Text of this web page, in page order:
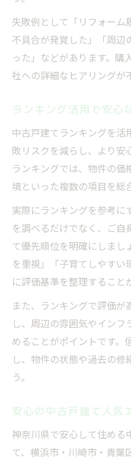
失敗例として「リフォーム
不具合が発覚した」「周
った」などがあります。
社への詳細なヒアリングが
ランキング活用で安心
中古戸建てランキングを活
敗リスクを減らし、より安
ランキングでは、物件の
境といった複数の項目を総
実際にランキングを参考に
を調べるだけでなく、ご自
て優先順位を明確にしまし
を重視」「子育てしやすい
に評価基準を整理すること
また、ランキングで評価
し、周辺の雰囲気やイン
めることがポイントです。
し、物件の状態や過去の
う。
安心の中古戸建て人気
神奈川県で安心して住める
て、横浜市・川崎市・青葉